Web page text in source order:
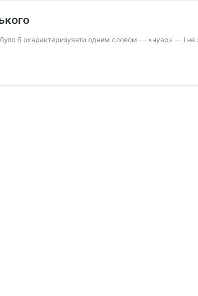
б охарактеризувати одним словом — «нуар» — і не